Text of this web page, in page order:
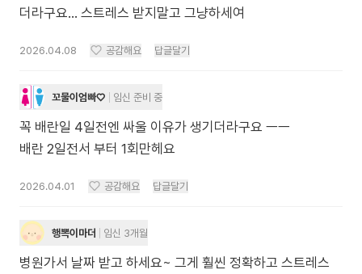
더라구요... 스트레스 받지말고 그냥하세여
2026.04.08 공감해요 답글달기
꼬물이엄빠♡ 임신 준비 중
꼭 배란일 4일전엔 싸울 이유가 생기더라구요 ㅡㅡ
배란 2일전서 부터 1회만헤요
2026.04.01 공감해요 답글달기
행뽁이마더 임신 3개월
병원가서 날짜 받고 하세요~ 그게 훨씬 정확하고 스트레스